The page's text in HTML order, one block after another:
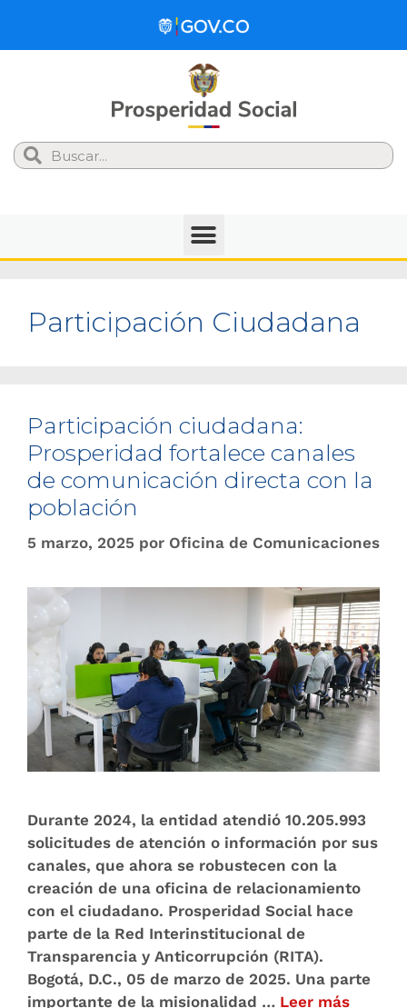
Search
Participación Ciudadana
Participación ciudadana:
Prosperidad fortalece canales
de comunicación directa con la
población
5 marzo, 2025 por Oficina de Comunicaciones
Durante 2024, la entidad atendió 10.205.993
solicitudes de atención o información por sus
canales, que ahora se robustecen con la
creación de una oficina de relacionamiento
con el ciudadano. Prosperidad Social hace
parte de la Red Interinstitucional de
Transparencia y Anticorrupción (RITA).
Bogotá, D.C., 05 de marzo de 2025. Una parte
importante de la misionalidad … Leer más